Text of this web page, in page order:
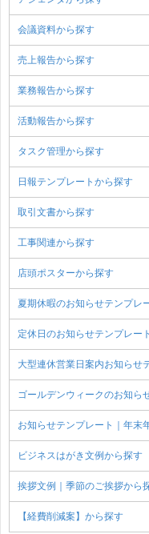
会議資料から探す
売上報告から探す
業務報告から探す
活動報告から探す
タスク管理から探す
日報テンプレートから探す
取引文書から探す
工事関連から探す
店頭ポスターから探す
夏期休暇のお知らせテンプレ
定休日のお知らせテンプレー
大型連休営業日案内お知らせ
ゴールデンウィークのお知ら
お知らせテンプレート｜年末
ビジネスはがき文例から探す
挨拶文例｜季節のご挨拶から
【経費削減案】から探す